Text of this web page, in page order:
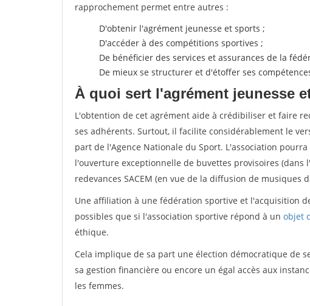
rapprochement permet entre autres :
D'obtenir l'agrément jeunesse et sports ;
D'accéder à des compétitions sportives ;
De bénéficier des services et assurances de la
De mieux se structurer et d'étoffer ses
À quoi sert l'agrément jeunesse
L'obtention de cet agrément aide à crédibiliser et faire
ses adhérents. Surtout, il facilite considérablement le
part de l'Agence Nationale du Sport. L'association
l'ouverture exceptionnelle de buvettes provisoires
redevances SACEM (en vue de la diffusion de musiques
Une affiliation à une fédération sportive et l'acquisition
possibles que si l'association sportive répond à un objet
éthique.
Cela implique de sa part une élection démocratique de
sa gestion financière ou encore un égal accès aux
les femmes.